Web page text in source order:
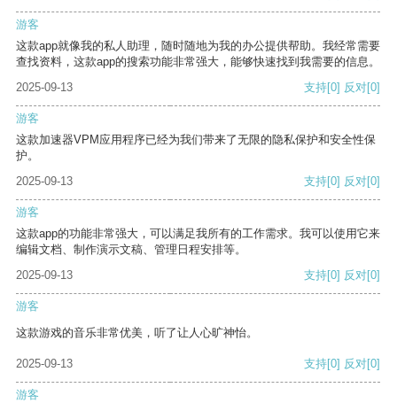
游客
这款app就像我的私人助理，随时随地为我的办公提供帮助。我经常需要
查找资料，这款app的搜索功能非常强大，能够快速找到我需要的信息。
2025-09-13
支持[0] 反对[0]
游客
这款加速器VPM应用程序已经为我们带来了无限的隐私保护和安全性保
护。
2025-09-13
支持[0] 反对[0]
游客
这款app的功能非常强大，可以满足我所有的工作需求。我可以使用它来
编辑文档、制作演示文稿、管理日程安排等。
2025-09-13
支持[0] 反对[0]
游客
这款游戏的音乐非常优美，听了让人心旷神怡。
2025-09-13 支持[0] 反对[0]
游客